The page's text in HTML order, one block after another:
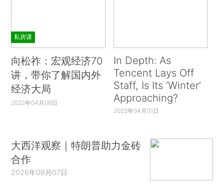
私房课
向松祚：宏观经济70
讲，带你了解国内外
经济大局
2022年04月06日
In Depth: As
Tencent Lays Off
Staff, Is Its ‘Winter’
Approaching?
2022年04月01日
大西洋观察｜特朗普助力金砖
合作
2026年08月07日